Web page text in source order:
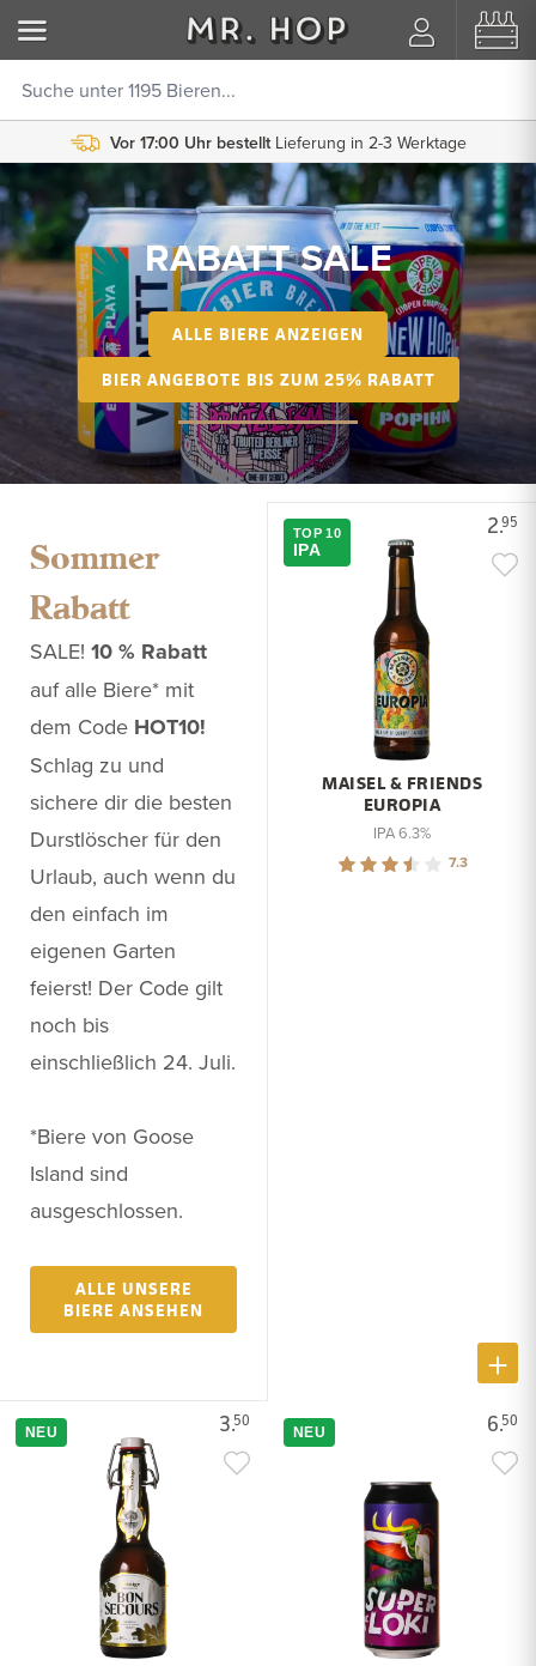
Vor 17:00 Uhr bestellt Lieferung in 2-3 Werktage
RABATT SALE
ALLE BIERE ANZEIGEN
BIER ANGEBOTE BIS ZUM 25% RABATT
Sommer
Rabatt
SALE! 10 % Rabatt
auf alle Biere* mit
dem Code HOT10!
Schlag zu und
sichere dir die besten
Durstlöscher für den
Urlaub, auch wenn du
den einfach im
eigenen Garten
feierst! Der Code gilt
noch bis
einschließlich 24. Juli.
*Biere von Goose
Island sind
ausgeschlossen.
ALLE UNSERE
BIERE ANSEHEN
2.95
TOP 10
IPA
MAISEL & FRIENDS
EUROPIA
IPA 6.3%
7.3
3.50
NEU 6.50
NEU